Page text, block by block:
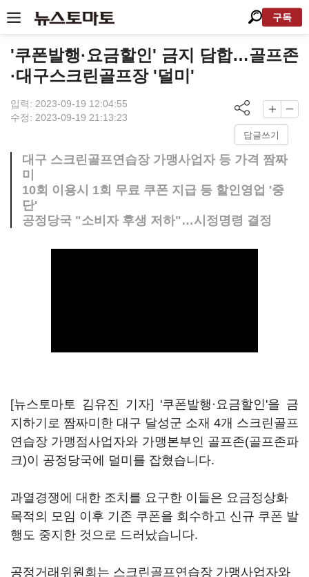
구독
'쿠폰발행·요금할인' 금지 담합…골프존
·대구스크린골프장 '덜미'
입력: 2023-09-19 12:04:55
수정: 2023-09-19 21:13:23
답글쓰기
대구 스크린골프연습장 가맹사업자 등 가격 짬짜
미
10회 이용시 1회 무료 쿠폰 지급 등 할인영업 '중
단'
공정당국 "소비자 후생 저하"…시정명령 결정
[뉴스토마토 김유진 기자] '쿠폰발행·요금할인'을 금
지하기로 짬짜미한 대구 달성군 소재 4개 스크린골프
연습장 가맹점사업자와 가맹본부인 골프존(골프존파
크)이 공정당국에 덜미를 잡혔습니다.
과열경쟁에 대한 조치를 요구한 이들은 요금정상화
목적의 모임 이후 기존 쿠폰을 회수하고 신규 쿠폰 발
행도 중지한 것으로 드러났습니다.
공정거래위원회는 스크린골프연습장 가맹사업자와